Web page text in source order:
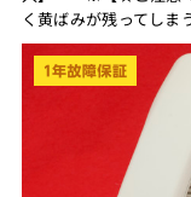
く黄ばみが残ってしま